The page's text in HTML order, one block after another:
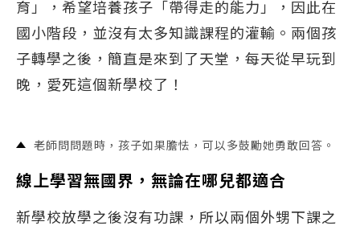
育」，希望培養孩子「帶得走的能力」，因此在
國小階段，並沒有太多知識課程的灌輸。兩個孩
子轉學之後，簡直是來到了天堂，每天從早玩到
晚，愛死這個新學校了！
老師問問題時，孩子如果膽怯，可以多鼓勵她勇敢回答。
線上學習無國界，無論在哪兒都適合
新學校放學之後沒有功課，所以兩個外甥下課之